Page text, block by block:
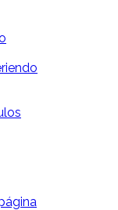
sobre series,